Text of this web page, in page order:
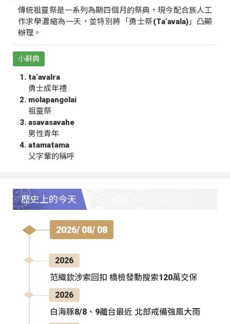
傳統祖靈祭是一系列為期四個月的祭典，現今配合族人工
作求學濃縮為一天，並特別將「勇士祭(Ta‘avala)」凸顯
辦理。
小辭典
ta‘avalra
勇士成年禮
molapangolai
祖靈祭
asavasavahe
男性青年
atamatama
父字輩的稱呼
歷史上的今天
2026/ 08/ 08
2026
范織欽涉索回扣 橋檢發動搜索120萬交保
2026
白海豚8/8、9離台最近 北部戒備強風大雨